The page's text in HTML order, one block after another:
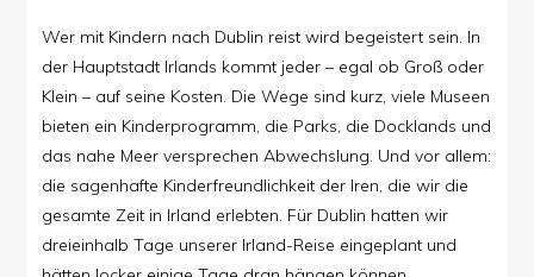
Wer mit Kindern nach Dublin reist wird begeistert sein. In
der Hauptstadt Irlands kommt jeder – egal ob Groß oder
Klein – auf seine Kosten. Die Wege sind kurz, viele Museen
bieten ein Kinderprogramm, die Parks, die Docklands und
das nahe Meer versprechen Abwechslung. Und vor allem:
die sagenhafte Kinderfreundlichkeit der Iren, die wir die
gesamte Zeit in Irland erlebten. Für Dublin hatten wir
dreieinhalb Tage unserer Irland-Reise eingeplant und